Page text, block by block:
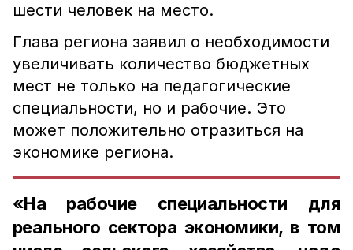
шести человек на место.
Глава региона заявил о необходимости
увеличивать количество бюджетных
мест не только на педагогические
специальности, но и рабочие. Это
может положительно отразиться на
экономике региона.
«На рабочие специальности для
реального сектора экономики, в том